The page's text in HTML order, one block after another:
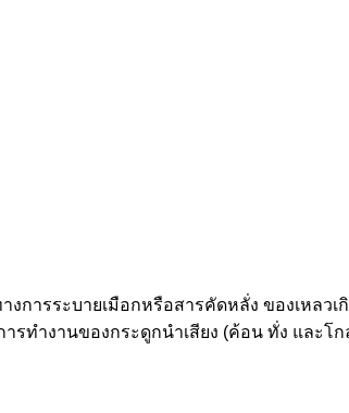
การระบายเมือกหรือสารคัดหลั่ง ของเหล
รทำงานของกระดูกนำเสียง (ค้อน ทั่ง และโ